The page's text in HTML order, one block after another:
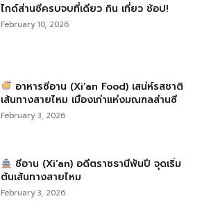
ไกด์ส่านซีครบจบที่เดียว กิน เที่ยว ช้อป!
February 10, 2026
อาหารซีอาน (Xi’an Food) เสน่ห์รสชาติ
เส้นทางสายไหม เมืองเก่าแห่งมณฑลส่านซี
February 3, 2026
ซีอาน (Xi’an) อดีตราชธานีพันปี จุดเริ่ม
ต้นเส้นทางสายไหม
February 3, 2026